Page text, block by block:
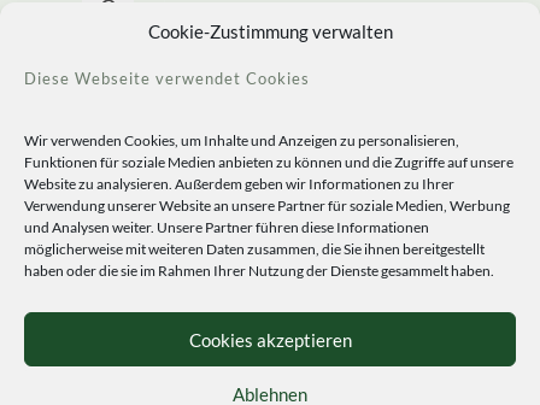
Cookie-Zustimmung verwalten
Diese Webseite verwendet Cookies
Wir verwenden Cookies, um Inhalte und Anzeigen zu personalisieren,
Funktionen für soziale Medien anbieten zu können und die Zugriffe auf unsere
Website zu analysieren. Außerdem geben wir Informationen zu Ihrer
Verwendung unserer Website an unsere Partner für soziale Medien, Werbung
und Analysen weiter. Unsere Partner führen diese Informationen
möglicherweise mit weiteren Daten zusammen, die Sie ihnen bereitgestellt
haben oder die sie im Rahmen Ihrer Nutzung der Dienste gesammelt haben.
Cookies akzeptieren
Ablehnen